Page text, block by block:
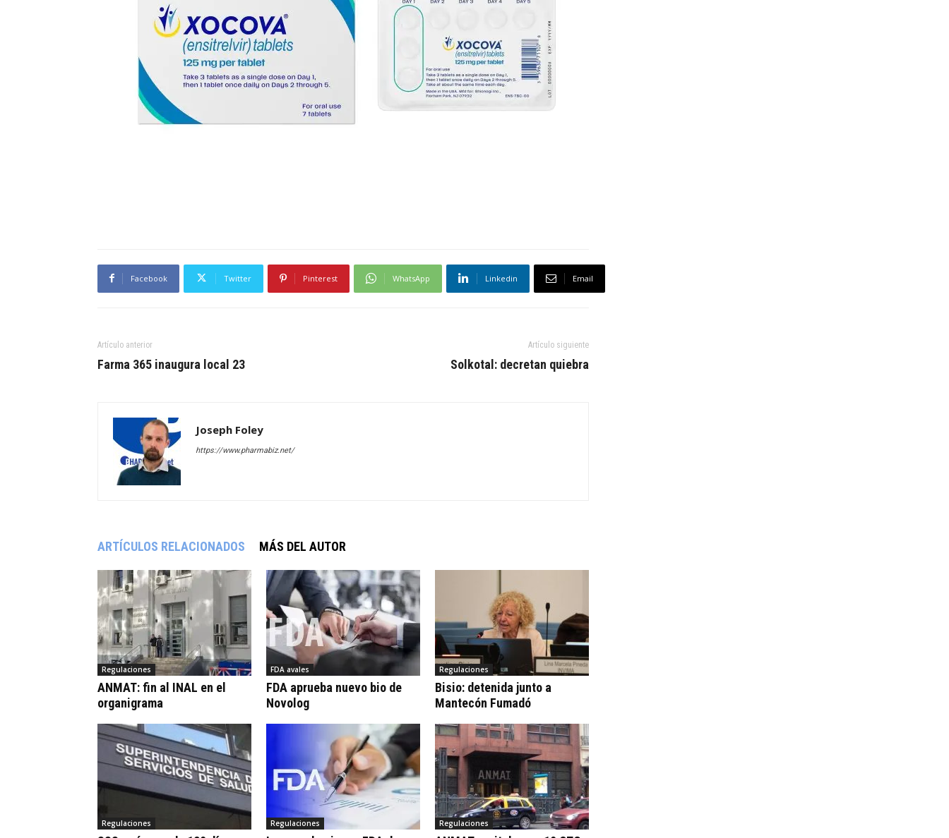
Facebook Twitter Pinterest WhatsApp Linkedin Email
Artículo anterior
Farma 365 inaugura local 23
Artículo siguiente
Solkotal: decretan quiebra
Joseph Foley
https://www.pharmabiz.net/
ARTÍCULOS RELACIONADOS MÁS DEL AUTOR
Regulaciones
ANMAT: fin al INAL en el
organigrama
FDA avales
FDA aprueba nuevo bio de
Novolog
Regulaciones
Bisio: detenida junto a
Mantecón Fumadó
Regulaciones Regulaciones Regulaciones